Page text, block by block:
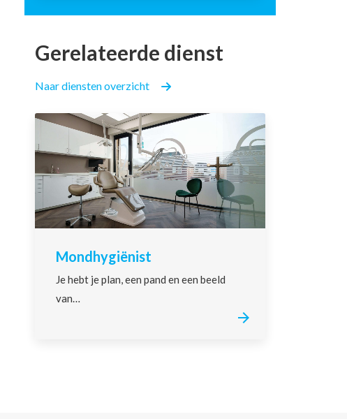
Gerelateerde dienst
Naar diensten overzicht
Mondhygiënist
Je hebt je plan, een pand en een beeld
van…